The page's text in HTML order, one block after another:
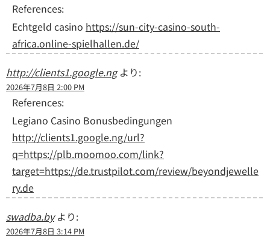
References:
Echtgeld casino https://sun-city-casino-south-
africa.online-spielhallen.de/
http://clients1.google.ng より:
2026年7月8日 2:00 PM
References:
Legiano Casino Bonusbedingungen
http://clients1.google.ng/url?
q=https://plb.moomoo.com/link?
target=https://de.trustpilot.com/review/beyondjewelle
ry.de
swadba.by より:
2026年7月8日 3:14 PM